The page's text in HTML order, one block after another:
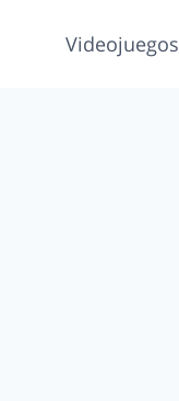
Videojuegos